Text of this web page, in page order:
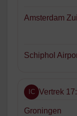
Amsterdam
Schiphol
IC Vertrek
Groningen